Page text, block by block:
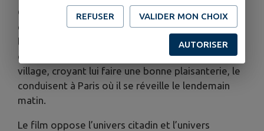
Goubi, ( bredin– l’idiot du village) du petit village
de Jaligny dans l'Allier, rêve de découvrir Paris et
la tour Eiffel. Un jour, après l'avoir fait boire, les
deux frères Grafouillières, maraîchers de son
village, croyant lui faire une bonne plaisanterie, le
conduisent à Paris où il se réveille le lendemain
matin.
Le film oppose l’univers citadin et l’univers
REFUSER VALIDER MON CHOIX
AUTORISER